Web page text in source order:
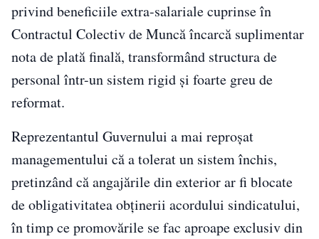
privind beneficiile extra-salariale cuprinse în
Contractul Colectiv de Muncă încarcă suplimentar
nota de plată finală, transformând structura de
personal într-un sistem rigid și foarte greu de
reformat.
Reprezentantul Guvernului a mai reproșat
managementului că a tolerat un sistem închis,
pretinzând că angajările din exterior ar fi blocate
de obligativitatea obținerii acordului sindicatului,
în timp ce promovările se fac aproape exclusiv din